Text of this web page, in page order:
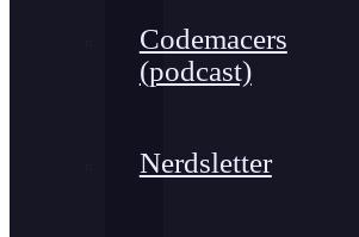
Codemacers
(podcast)
Nerdsletter